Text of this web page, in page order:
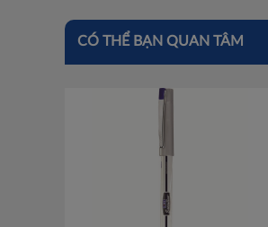
CÓ THỂ BẠN QUAN TÂM